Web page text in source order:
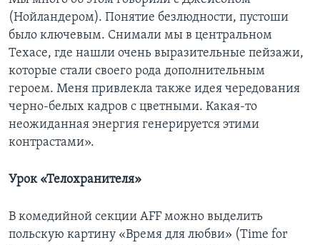
(Нойландером). Понятие безлюдности, пустоши
было ключевым. Снимали мы в центральном
Техасе, где нашли очень выразительные пейзажи,
которые стали своего рода дополнительным
героем. Меня привлекла также идея чередования
черно-белых кадров с цветными. Какая-то
неожиданная энергия генерируется этими
контрастами».
Урок «Телохранителя»
В комедийной секции AFF можно выделить
польскую картину «Время для любви» (Time for